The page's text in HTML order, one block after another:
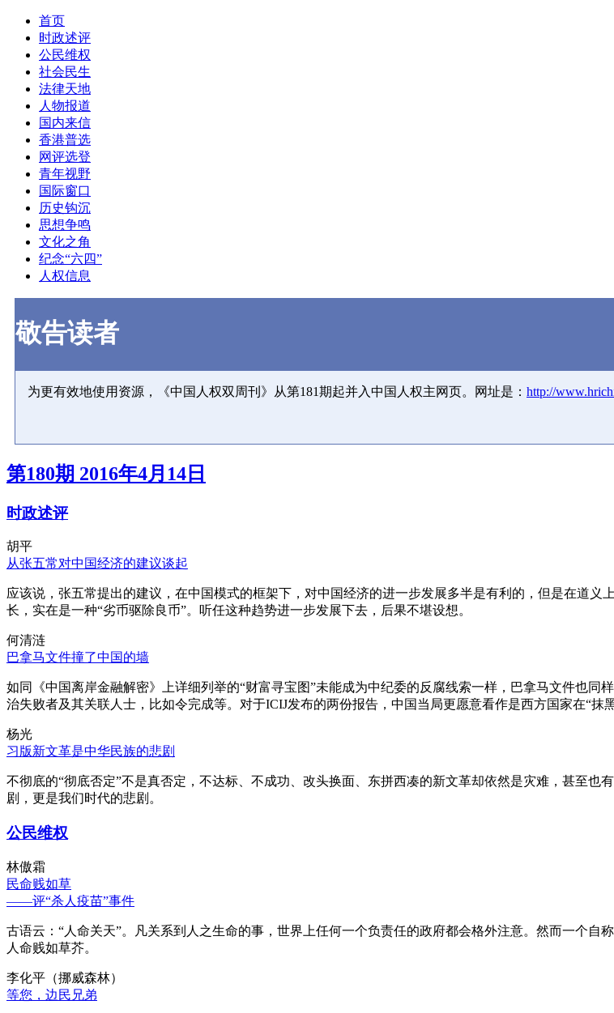
首页
时政述评
公民维权
社会民生
法律天地
人物报道
国内来信
香港普选
网评选登
青年视野
国际窗口
历史钩沉
思想争鸣
文化之角
纪念“六四”
人权信息
敬告读者
为更有效地使用资源，《中国人权双周刊》从第181期起并入中国人权主网页。网址是： http://
第180期 2016年4月14日
时政述评
胡平
从张五常对中国经济的建议谈起
应该说，张五常提出的建议，在中国模式的框架下，对中国经济的进一步发展多半是有利的，但是在道
长，实在是一种“劣币驱除良币”。听任这种趋势进一步发展下去，后果不堪设想。
何清涟
巴拿马文件撞了中国的墙
如同《中国离岸金融解密》上详细列举的“财富寻宝图”未能成为中纪委的反腐线索一样，巴拿马文件也
治失败者及其关联人士，比如令完成等。对于ICIJ发布的两份报告，中国当局更愿意看作是西方国家在“抹黑
杨光
习版新文革是中华民族的悲剧
不彻底的“彻底否定”不是真否定，不达标、不成功、改头换面、东拼西凑的新文革却依然是灾难，甚至也
剧，更是我们时代的悲剧。
公民维权
林傲霜
民命贱如草
——评“杀人疫苗”事件
古语云：“人命关天”。凡关系到人之生命的事，世界上任何一个负责任的政府都会格外注意。然而一个自
人命贱如草芥。
李化平（挪威森林）
等您，边民兄弟